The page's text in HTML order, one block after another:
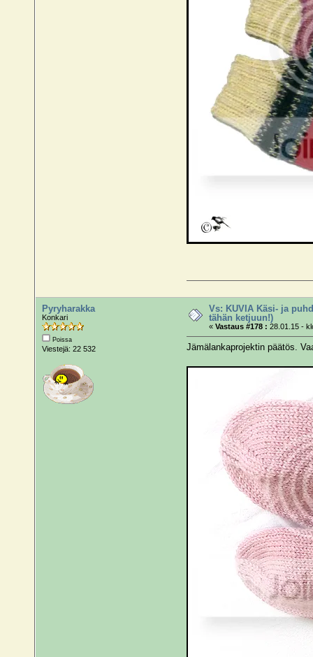
Pyryharakka
Konkari
Poissa
Viestejä: 22 532
Vs: KUVIA Käsi- ja
tähän ketjuun!)
«Vastaus #178 : 28.01.15 -
Jämälankaprojektin päätös.